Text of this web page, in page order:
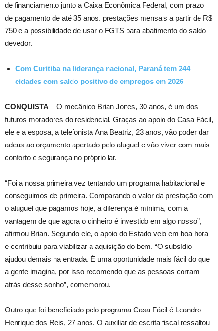
de financiamento junto a Caixa Econômica Federal, com prazo
de pagamento de até 35 anos, prestações mensais a partir de R$
750 e a possibilidade de usar o FGTS para abatimento do saldo
devedor.
Com Curitiba na liderança nacional, Paraná tem 244
cidades com saldo positivo de empregos em 2026
CONQUISTA – O mecânico Brian Jones, 30 anos, é um dos
futuros moradores do residencial. Graças ao apoio do Casa Fácil,
ele e a esposa, a telefonista Ana Beatriz, 23 anos, vão poder dar
adeus ao orçamento apertado pelo aluguel e vão viver com mais
conforto e segurança no próprio lar.
“Foi a nossa primeira vez tentando um programa habitacional e
conseguimos de primeira. Comparando o valor da prestação com
o aluguel que pagamos hoje, a diferença é mínima, com a
vantagem de que agora o dinheiro é investido em algo nosso”,
afirmou Brian. Segundo ele, o apoio do Estado veio em boa hora
e contribuiu para viabilizar a aquisição do bem. “O subsídio
ajudou demais na entrada. É uma oportunidade mais fácil do que
a gente imagina, por isso recomendo que as pessoas corram
atrás desse sonho”, comemorou.
Outro que foi beneficiado pelo programa Casa Fácil é Leandro
Henrique dos Reis, 27 anos. O auxiliar de escrita fiscal ressaltou